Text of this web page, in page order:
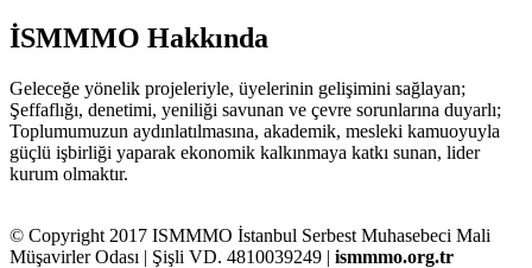
İSMMMO Hakkında
Geleceğe yönelik projeleriyle, üyelerinin gelişimini sağlayan;
Şeffaflığı, denetimi, yeniliği savunan ve çevre sorunlarına duyarlı;
Toplumumuzun aydınlatılmasına, akademik, mesleki kamuoyuyla
güçlü işbirliği yaparak ekonomik kalkınmaya katkı sunan, lider
kurum olmaktır.
© Copyright 2017 ISMMMO İstanbul Serbest Muhasebeci Mali
Müşavirler Odası | Şişli VD. 4810039249 | ismmmo.org.tr